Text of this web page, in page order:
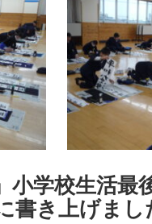
小学校生活最
書き上げまし